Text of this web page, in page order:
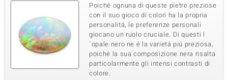
Poiché ognuna di queste pietre preziose
con il suo gioco di colori ha la propria
personalitá, le preferenze personali
giocano un ruolo cruciale. Di questi l
´opale nero ne é la varietá piú preziosa,
poiché la sua composizione nera risalta
particolarmente gli intensi contrasti di
colore.